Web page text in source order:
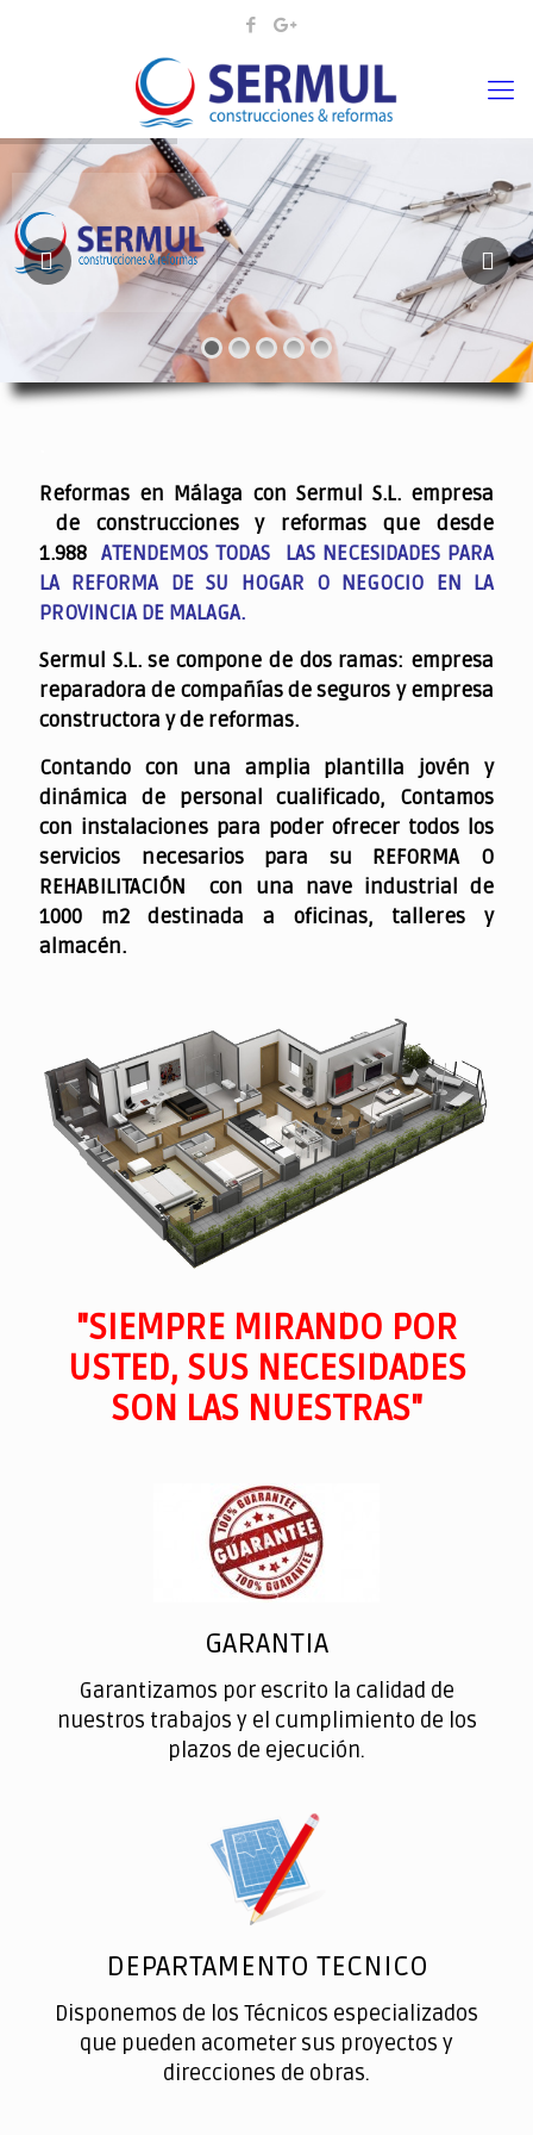
¡¡DAMOS VIDA A SUS
Reformas en Málaga con Sermul S.L. empresa
de construcciones y reformas que desde
1.988ATENDEMOS TODAS LAS NECESIDADES PARA
LA REFORMA DE SU HOGAR O NEGOCIO EN LA
PROVINCIA DE MALAGA.
Sermul S.L. se compone de dos ramas: empresa
reparadora de compañías de seguros y empresa
constructora y de reformas.
Contando con una amplia plantilla jovén y
dinámica de personal cualificado, Contamos
con instalaciones para poder ofrecer todos los
servicios necesarios para su REFORMA O
REHABILITACIÓN con una nave industrial de
1000 m2 destinada a oficinas, talleres y
almacén.
"SIEMPRE MIRANDO POR
USTED, SUS NECESIDADES
SON LAS NUESTRAS"
GARANTIA
Garantizamos por escrito la calidad de
nuestros trabajos y el cumplimiento de los
plazos de ejecución.
DEPARTAMENTO TECNICO
Disponemos de los Técnicos especializados
que pueden acometer sus proyectos y
direcciones de obras.